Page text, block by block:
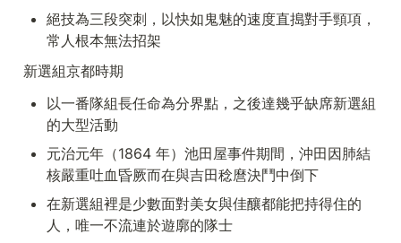
絕技為三段突刺，以快如鬼魅的速度直搗對手頸項，
常人根本無法招架
新選組京都時期
以一番隊組長任命為分界點，之後達幾乎缺席新選組
的大型活動
元治元年（1864 年）池田屋事件期間，沖田因肺結
核嚴重吐血昏厥而在與吉田稔麿決鬥中倒下
在新選組裡是少數面對美女與佳釀都能把持得住的
人，唯一不流連於遊廓的隊士